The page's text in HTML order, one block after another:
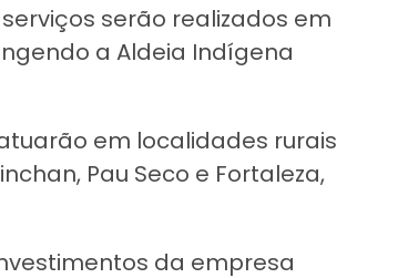
serão realizados em
a Aldeia Indígena
em localidades rurais
Pau Seco e Fortaleza,
da empresa